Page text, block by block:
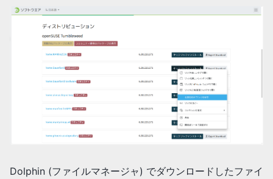
Dolphin (ファイルマネージャ) でダウンロードしたファイ